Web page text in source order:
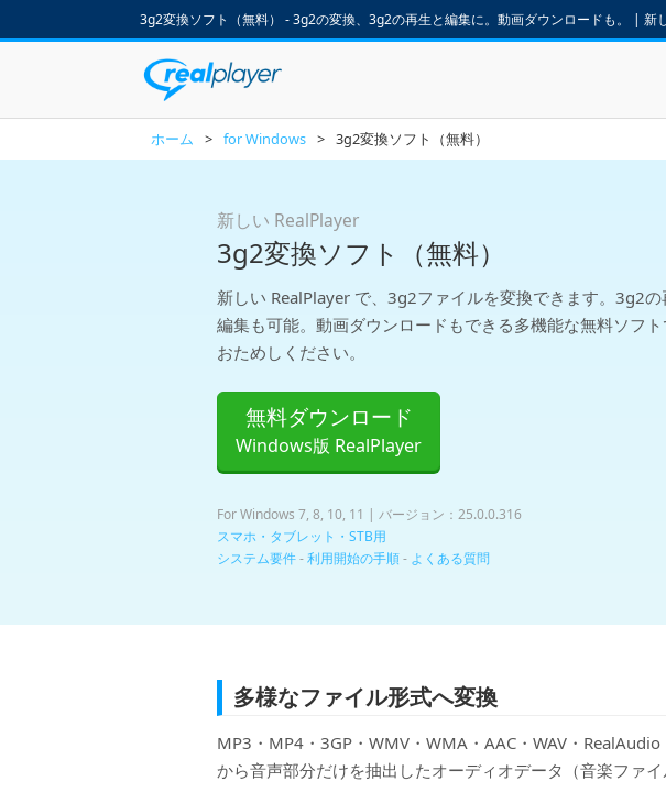
3g2変換ソフト（無料） - 3g2の変換、3g2の再生と編集に。動画ダウンロードも。 | 新
ホーム > for Windows > 3g2変換ソフト（無料）
新しい RealPlayer
3g2変換ソフト（無料）
新しい RealPlayer で、3g2ファイルを変換できます。3g2
編集も可能。動画ダウンロードもできる多機能な無料ソフト
おためしください。
無料ダウンロード
Windows版 RealPlayer
For Windows 7, 8, 10, 11 | バージョン：25.0.0.316
スマホ・タブレット・STB用
システム要件-利用開始の手順- よくある質問
多様なファイル形式へ変換
MP3・MP4・3GP・WMV・WMA・AAC・WAV・
から音声部分だけを抽出したオーディオデータ（音楽ファイ